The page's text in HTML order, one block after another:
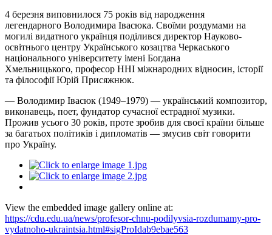
4 березня виповнилося 75 років від народження
легендарного Володимира Івасюка. Своїми роздумами на
могилі видатного українця поділився директор Науково-
освітнього центру Українського козацтва Черкаського
національного університету імені Богдана
Хмельницького, професор ННІ міжнародних відносин, історії
та філософії Юрій Присяжнюк.
— Володимир Івасюк (1949–1979) — український композитор,
виконавець, поет, фундатор сучасної естрадної музики.
Прожив усього 30 років, проте зробив для своєї країни більше
за багатьох політиків і дипломатів — змусив світ говорити
про Україну.
View the embedded image gallery online at:
https://cdu.edu.ua/news/profesor-chnu-podilyvsia-rozdumamy-pro-
vydatnoho-ukraintsia.html#sigProIdab9ebae563